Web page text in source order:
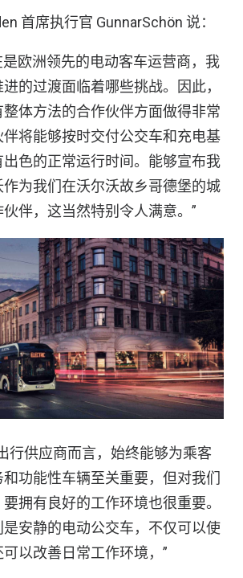
首席执行官 GunnarSchön 说：
是欧洲领先的电动客车运营商，我
的过渡面临着哪些挑战。因此，
体方法的合作伙伴方面做得非常
将能够按时交付公交车和充电基
色的正常运行时间。能够宣布我
为我们在沃尔沃故乡哥德堡的城
伴，这当然特别令人满意。”
行供应商而言，始终能够为乘客
功能性车辆至关重要，但对我们
拥有良好的工作环境也很重要。
安静的电动公交车，不仅可以使
以改善日常工作环境，”